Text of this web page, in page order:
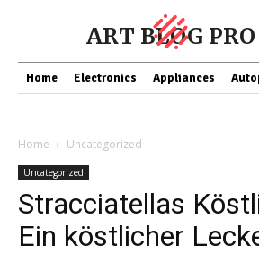
ART BLOG PRO
Home Electronics Appliances
Home Uncategorized
Uncategorized
Stracciatellas
Ein köstlicher